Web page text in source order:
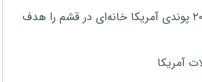
نیویورک‌تایمز: بمب ۲۰۰۰ پوندی آمریکا خانه‌ای در قشم را هدف
آمریکا